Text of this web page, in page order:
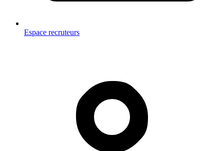
Espace recruteurs